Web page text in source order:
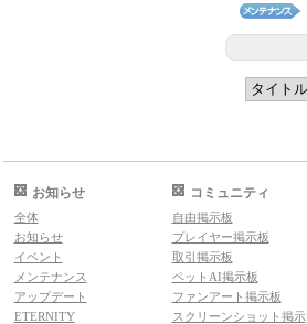
お知らせ
全体
お知らせ
イベント
メンテナンス
アップデート
ETERNITY
コミュニティ
自由掲示板
プレイヤー掲示板
取引掲示板
ペットAI掲示板
ファンアート掲示板
スクリーンショット掲示